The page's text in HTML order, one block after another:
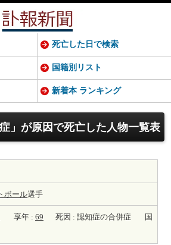
」が原因で死亡した人物一覧表
ボール選手
享年 : 69 死因 : 認知症の合併症
国
死亡した日で検索
国籍別リスト
新着本 ランキング